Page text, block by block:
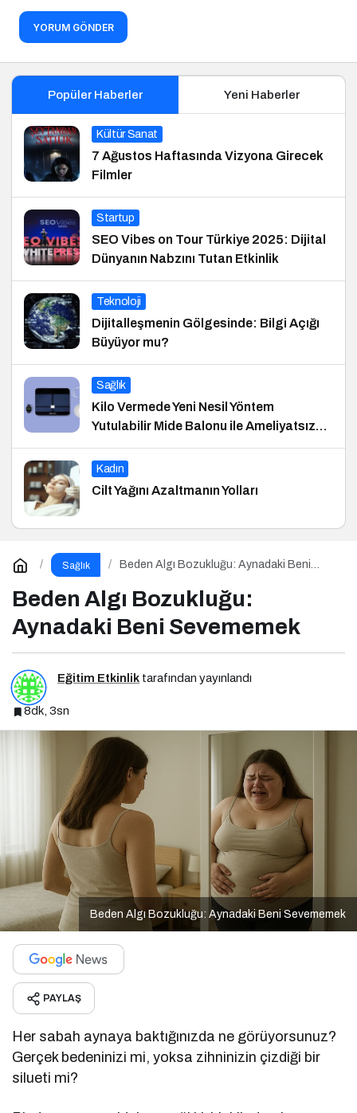
YORUM GÖNDER
Popüler Haberler Yeni Haberler
Kültür Sanat
7 Ağustos Haftasında Vizyona Girecek
Filmler
Startup
SEO Vibes on Tour Türkiye 2025: Dijital
Dünyanın Nabzını Tutan Etkinlik
Teknoloji
Dijitalleşmenin Gölgesinde: Bilgi Açığı
Büyüyor mu?
Sağlık
Kilo Vermede Yeni Nesil Yöntem
Yutulabilir Mide Balonu ile Ameliyatsız
Konforlu ve Hızlı Bir Çözüm
Kadın
Cilt Yağını Azaltmanın Yolları
Sağlık
Beden Algı Bozukluğu: Aynadaki Beni
Beden Algı Bozukluğu:
Aynadaki Beni Sevememek
Eğitim Etkinlik tarafından yayınlandı
8dk, 3sn
Beden Algı Bozukluğu: Aynadaki Beni Sevememek
PAYLAŞ
Her sabah aynaya baktığınızda ne görüyorsunuz?
Gerçek bedeninizi mi, yoksa zihninizin çizdiği bir
silueti mi?